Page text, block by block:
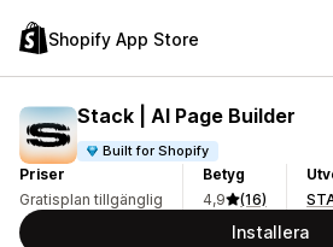
Shopify App Store
Stack | AI Page Builder
Built for Shopify
Priser
Gratisplan tillgänglig
Betyg
4,9
(16)
Installera